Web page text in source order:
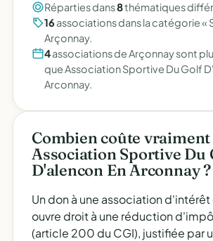
Réparties dans8thématiques
16 associations dans la catégorie «
Arçonnay.
4associations de Arçonnay sont
que Association Sportive Du Golf
Arconnay.
Combien coûte
Association Sportive Du
D'alencon En Arconnay ?
Un don à une association
ouvre droit à une réduction
(article 200 du CGI), justifiée par